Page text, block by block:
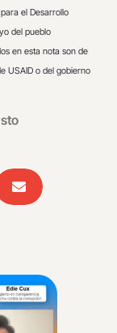
el Desarrollo
del pueblo
en esta nota son de
USAID o del gobierno